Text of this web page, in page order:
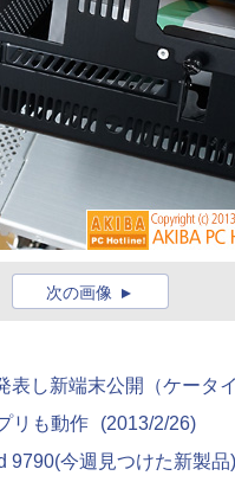
次の画像
し新端末公開（ケータイ
リも動作
(2013/2/26)
9790(今週見つけた新製品)